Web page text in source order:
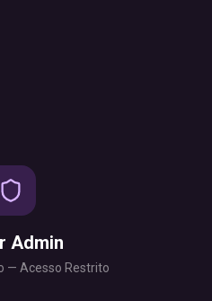
Admin
— Acesso Restrito